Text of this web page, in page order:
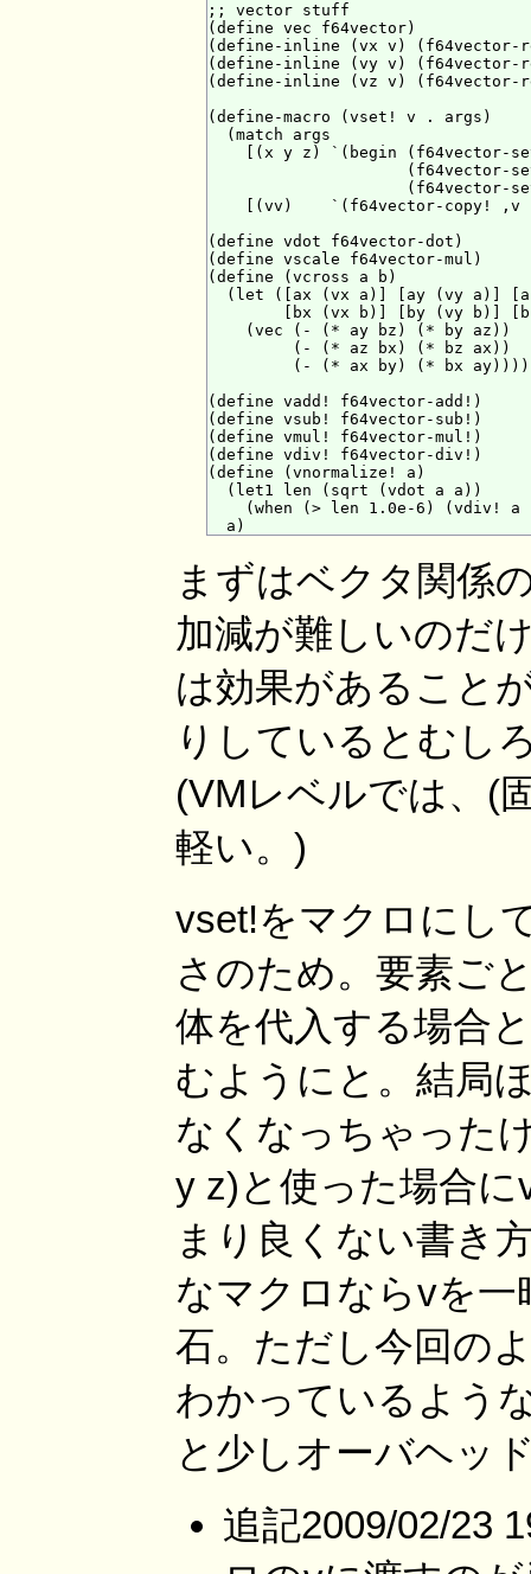
;; vector stuff
(define vec f64vector)
(define-inline (vx v) (f64vector-
(define-inline (vy v) (f64vector-
(define-inline (vz v) (f64vector-
(define-macro (vset! v . args)
  (match args
[(x y z) `(begin (f64vector-
(f64vector-
(f64vector-
[(vv)    `(f64vector-copy! ,v
(define vdot f64vector-dot)
(define vscale f64vector-mul)
(define (vcross a b)
(let ([ax (vx a)] [ay (vy a)]
[bx (vx b)] [by (vy b)]
    (vec (- (* ay bz) (* by az))
         (- (* az bx) (* bz ax))
(- (* ax by) (* bx
(define vadd! f64vector-add!)
(define vsub! f64vector-sub!)
(define vmul! f64vector-mul!)
(define vdiv! f64vector-div!)
(define (vnormalize! a)
  (let1 len (sqrt (vdot a a))
(when (> len 1.0e-6) (vdiv! a
まずはベクタ関係
加減が難しいのだ
は効果があること
りしているとむし
(VMレベルでは、(
軽い。)
vset!をマクロにし
さのため。要素ご
体を代入する場合
むようにと。結局
なくなっちゃった
y z)と使った場合
まり良くない書き
なマクロならvを
石。ただし今回の
わかっているよう
と少しオーバヘッ
追記2009/02/23